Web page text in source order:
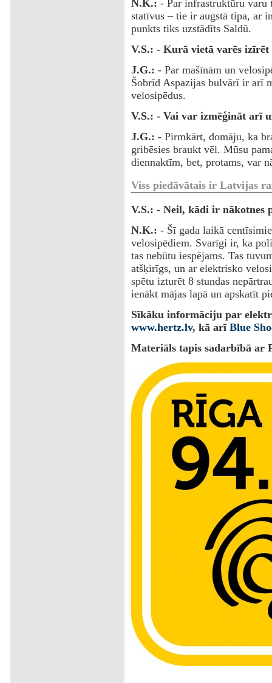
N.K.: - Par infrastruktūru varu
statīvus – tie ir augstā tipa, ar
punkts tiks uzstādīts Saldū.
V.S.: - Kurā vietā varēs izīrēt
J.G.: - Par mašīnām un
Šobrīd Aspazijas bulvārī ir arī
velosipēdus.
V.S.: - Vai var izmēģināt arī
J.G.: - Pirmkārt, domāju, ka
gribēsies braukt vēl. Mūsu
diennaktīm, bet, protams, var
Viss piedāvātais ir Latvijas
V.S.: - Neil, kādi ir nākotnes
N.K.: - Šī gada laikā
velosipēdiem. Svarīgi ir, ka
tas nebūtu iespējams. Tas
atšķirīgs, un ar elektrisko
spētu izturēt 8 stundas
ienākt mājas lapā un apskatīt
Sīkāku informāciju par
www.hertz.lv, kā arī Blue
Materiāls tapis sadarbībā ar